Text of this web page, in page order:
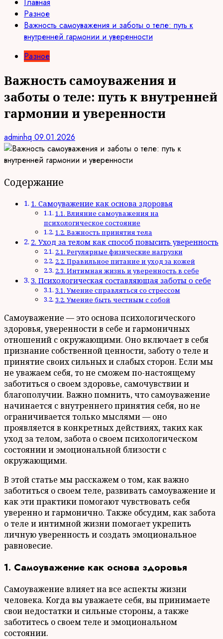
Разное
Важность самоуважения и заботы о теле: путь к
внутренней гармонии и уверенности
Разное
Важность самоуважения и
заботы о теле: путь к внутренней
гармонии и уверенности
adminhq 09.01.2026
Содержание
1. Самоуважение как основа здоровья
1.1. Влияние самоуважения на
психологическое состояние
1.2. Важность принятия тела
2. Уход за телом как способ повысить уверенность
2.1. Регулярные физические нагрузки
2.2. Правильное питание и уход за кожей
2.3. Интимная жизнь и уверенность в себе
3. Психологическая составляющая заботы о себе
3.1. Умение справляться со стрессом
3.2. Умение быть честным с собой
Самоуважение — это основа психологического
здоровья, уверенности в себе и гармоничных
отношений с окружающими. Оно включает в себя
признание собственной ценности, заботу о теле и
принятие своих сильных и слабых сторон. Если мы
не уважаем себя, то не сможем по-настоящему
заботиться о своем здоровье, самочувствии и
благополучии. Важно помнить, что самоуважение
начинается с внутреннего принятия себя, но не
ограничивается только мыслями — оно
проявляется в конкретных действиях, таких как
уход за телом, забота о своем психологическом
состоянии и эмоциональной близости с
окружающими.
В этой статье мы расскажем о том, как важно
заботиться о своем теле, развивать самоуважение и
как эти практики помогают чувствовать себя
уверенно и гармонично. Также обсудим, как забота
о теле и интимной жизни помогает укрепить
личную уверенность и создать эмоциональное
равновесие.
1. Самоуважение как основа здоровья
Самоуважение влияет на все аспекты жизни
человека. Когда вы уважаете себя, вы принимаете
свои недостатки и сильные стороны, а также
заботитесь о своем теле и эмоциональном
состоянии.